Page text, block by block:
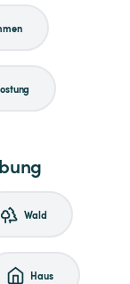
Wald
Haus